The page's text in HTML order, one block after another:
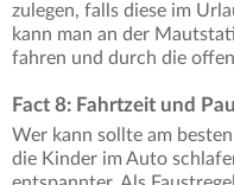
zulegen, falls diese im
kann man an der
fahren und durch die
Fact 8: Fahrtzeit und
Wer kann sollte am
die Kinder im Auto